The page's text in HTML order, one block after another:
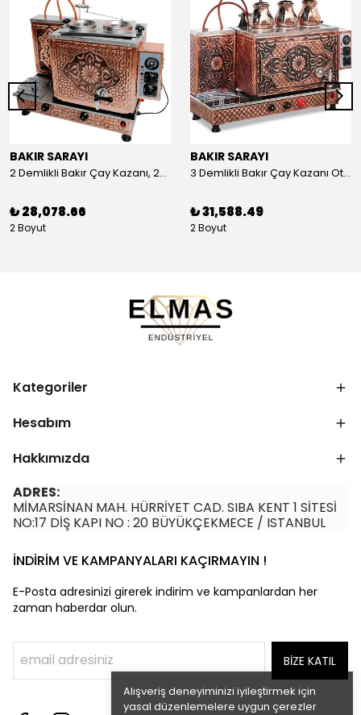
Alışveriş deneyiminizi iyileştirmek için
yasal düzenlemelere uygun çerezler
BAKIR SARAYI
2 Demlikli Bakır Çay Kazanı, 25 Litre
₺ 28,078.66
2 Boyut
BAKIR SARAYI
3 Demlikli Bakır Çay Kazanı Otomatik, 30 Litre
₺ 31,588.49
2 Boyut
Kategoriler
Hesabım
Hakkımızda
ADRES:
MİMARSİNAN MAH. HÜRRİYET CAD. SIBA KENT 1 SİTESİ
NO:17 DİŞ KAPI NO : 20 BÜYÜKÇEKMECE / ISTANBUL
İNDİRİM VE KAMPANYALARI KAÇIRMAYIN !
E-Posta adresinizi girerek indirim ve kampanlardan her
zaman haberdar olun.
BİZE KATIL